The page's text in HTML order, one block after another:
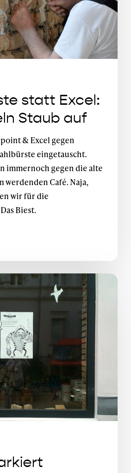
statt Excel:
Staub auf
& Excel gegen
eingetauscht.
immernoch gegen die alte
werdenden Café. Naja,
wir für die
Biest.